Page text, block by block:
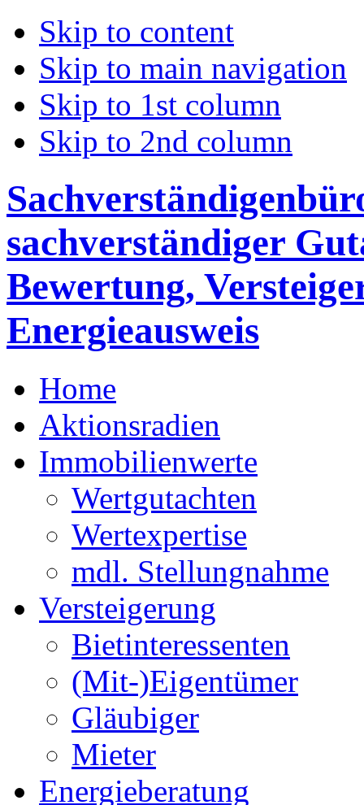
Skip to content
Skip to main navigation
Skip to 1st column
Skip to 2nd column
sachverständiger
Bewertung,
Energieausweis
Home
Aktionsradien
Immobilienwerte
Wertgutachten
Wertexpertise
mdl. Stellungnahme
Versteigerung
Bietinteressenten
(Mit-)Eigentümer
Gläubiger
Mieter
Energieberatung